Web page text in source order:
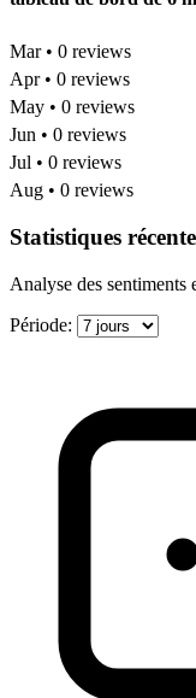
Mar • 0 reviews
Apr • 0 reviews
May • 0 reviews
Jun • 0 reviews
Jul • 0 reviews
Aug • 0 reviews
Statistiques
Analyse des sentiments
Période: